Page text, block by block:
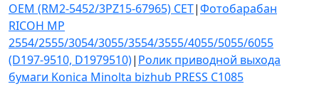
OEM (RM2-5452/3PZ15-67965) CET|Фотобарабан
RICOH MP
2554/2555/3054/3055/3554/3555/4055/5055/6055
(D197-9510, D1979510)| Ролик приводной выхода
бумаги Konica Minolta bizhub PRESS C1085